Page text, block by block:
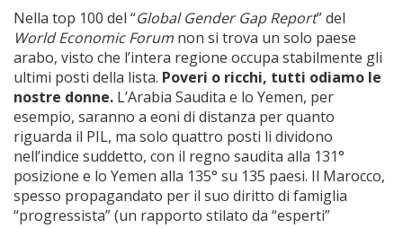
Nella top 100 del “Global Gender Gap Report” del
World Economic Forum non si trova un solo paese
arabo, visto che l’intera regione occupa stabilmente gli
ultimi posti della lista. Poveri o ricchi, tutti odiamo le
nostre donne. L’Arabia Saudita e lo Yemen, per
esempio, saranno a eoni di distanza per quanto
riguarda il PIL, ma solo quattro posti li dividono
nell’indice suddetto, con il regno saudita alla 131°
posizione e lo Yemen alla 135° su 135 paesi. Il Marocco,
spesso propagandato per il suo diritto di famiglia
“progressista” (un rapporto stilato da “esperti”